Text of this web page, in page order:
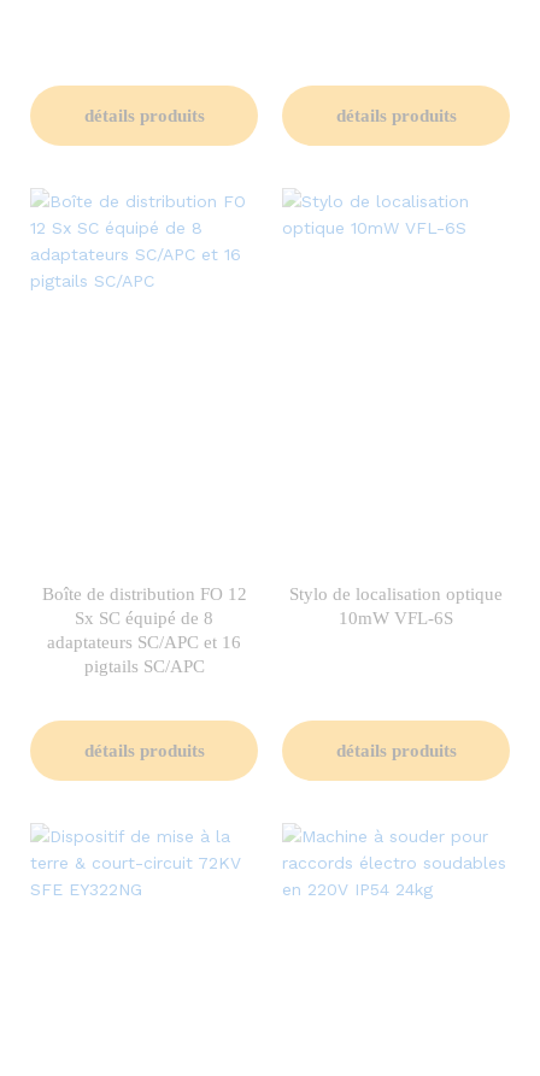
détails produits détails produits
Boîte de distribution FO 12
Sx SC équipé de 8
adaptateurs SC/APC et 16
pigtails SC/APC
détails produits
Stylo de localisation optique
10mW VFL-6S
détails produits